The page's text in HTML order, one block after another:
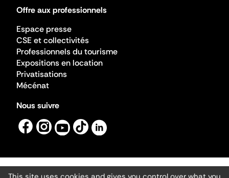
Offre aux professionnels
Espace presse
CSE et collectivités
Professionnels du tourisme
Expositions en location
Privatisations
Mécénat
Nous suivre